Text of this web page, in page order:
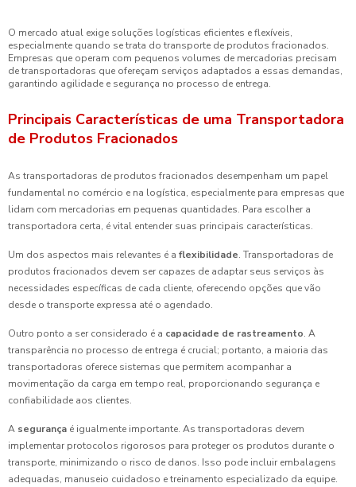
O mercado atual exige soluções logísticas eficientes e flexíveis,
especialmente quando se trata do transporte de produtos fracionados.
Empresas que operam com pequenos volumes de mercadorias precisam
de transportadoras que ofereçam serviços adaptados a essas demandas,
garantindo agilidade e segurança no processo de entrega.
Principais Características de uma Transportadora
de Produtos Fracionados
As transportadoras de produtos fracionados desempenham um papel
fundamental no comércio e na logística, especialmente para empresas que
lidam com mercadorias em pequenas quantidades. Para escolher a
transportadora certa, é vital entender suas principais características.
Um dos aspectos mais relevantes é a flexibilidade. Transportadoras de
produtos fracionados devem ser capazes de adaptar seus serviços às
necessidades específicas de cada cliente, oferecendo opções que vão
desde o transporte expressa até o agendado.
Outro ponto a ser considerado é a capacidade de rastreamento. A
transparência no processo de entrega é crucial; portanto, a maioria das
transportadoras oferece sistemas que permitem acompanhar a
movimentação da carga em tempo real, proporcionando segurança e
confiabilidade aos clientes.
A segurança é igualmente importante. As transportadoras devem
implementar protocolos rigorosos para proteger os produtos durante o
transporte, minimizando o risco de danos. Isso pode incluir embalagens
adequadas, manuseio cuidadoso e treinamento especializado da equipe.